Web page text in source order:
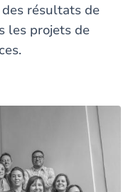
résultats de
les projets de